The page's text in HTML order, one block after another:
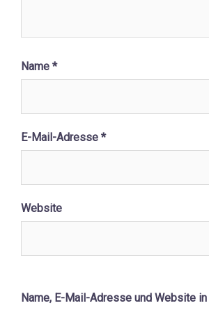
Name *
E-Mail-Adresse *
Website
Name, E-Mail-Adresse und Website